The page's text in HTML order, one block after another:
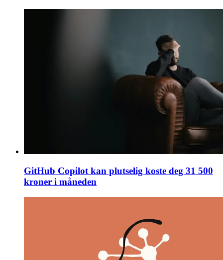
GitHub Copilot kan plutselig koste deg 31 500
kroner i måneden